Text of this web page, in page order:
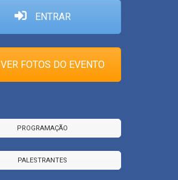
ENTRAR
VER FOTOS DO EVENTO
PROGRAMAÇÃO
PALESTRANTES